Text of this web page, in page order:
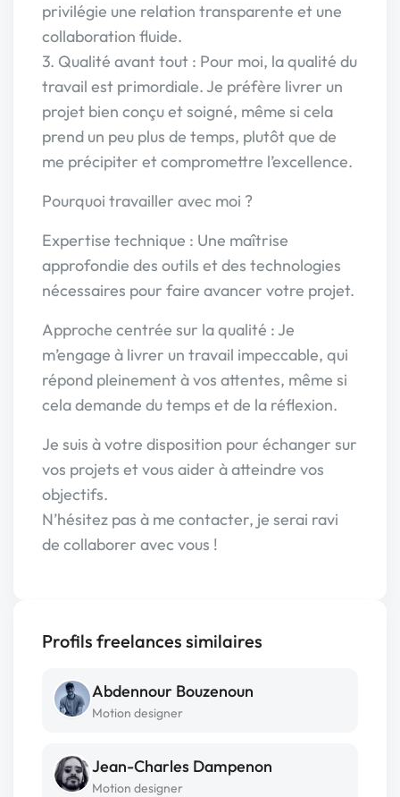
privilégie une relation transparente et une
collaboration fluide.
3. Qualité avant tout : Pour moi, la qualité du
travail est primordiale. Je préfère livrer un
projet bien conçu et soigné, même si cela
prend un peu plus de temps, plutôt que de
me précipiter et compromettre l’excellence.
Pourquoi travailler avec moi ?
Expertise technique : Une maîtrise
approfondie des outils et des technologies
nécessaires pour faire avancer votre projet.
Approche centrée sur la qualité : Je
m’engage à livrer un travail impeccable, qui
répond pleinement à vos attentes, même si
cela demande du temps et de la réflexion.
Je suis à votre disposition pour échanger sur
vos projets et vous aider à atteindre vos
objectifs.
N’hésitez pas à me contacter, je serai ravi
de collaborer avec vous !
Profils freelances similaires
Abdennour Bouzenoun
Motion designer
Jean-Charles Dampenon
Motion designer